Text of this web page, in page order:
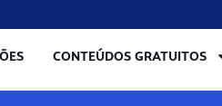
CONTEÚDOS GRATUITOS